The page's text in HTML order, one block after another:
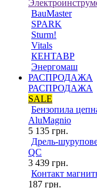
BauMaster
SPARK
Sturm!
Vitals
КЕНТАВР
Энергомаш
РАСПРОДАЖА
РАСПРОДАЖА
SALE
Бензопила
AluMagnio
5 135 грн.
Дрель-
QC
3 439 грн.
Контакт
187 грн.